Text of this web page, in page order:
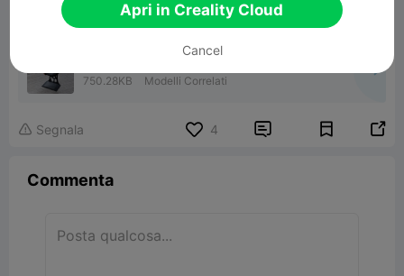
750.28KB Modelli Correlati
 Segnala 4  
Commenta
Apri in Creality Cloud
Cancel